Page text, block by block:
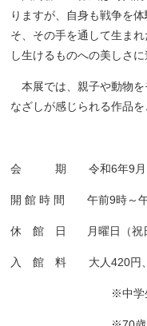
りますが、自身も戦争を
そ、その手を通して生ま
し生けるものへの美しさ
本展では、親子や動物を
なざしが感じられる作品を
会 期 令和6年9月10日
開 館 時 間 午前9時～午
休 館 日 月曜日（祝
入 館 料 大人420円、
※中学生以